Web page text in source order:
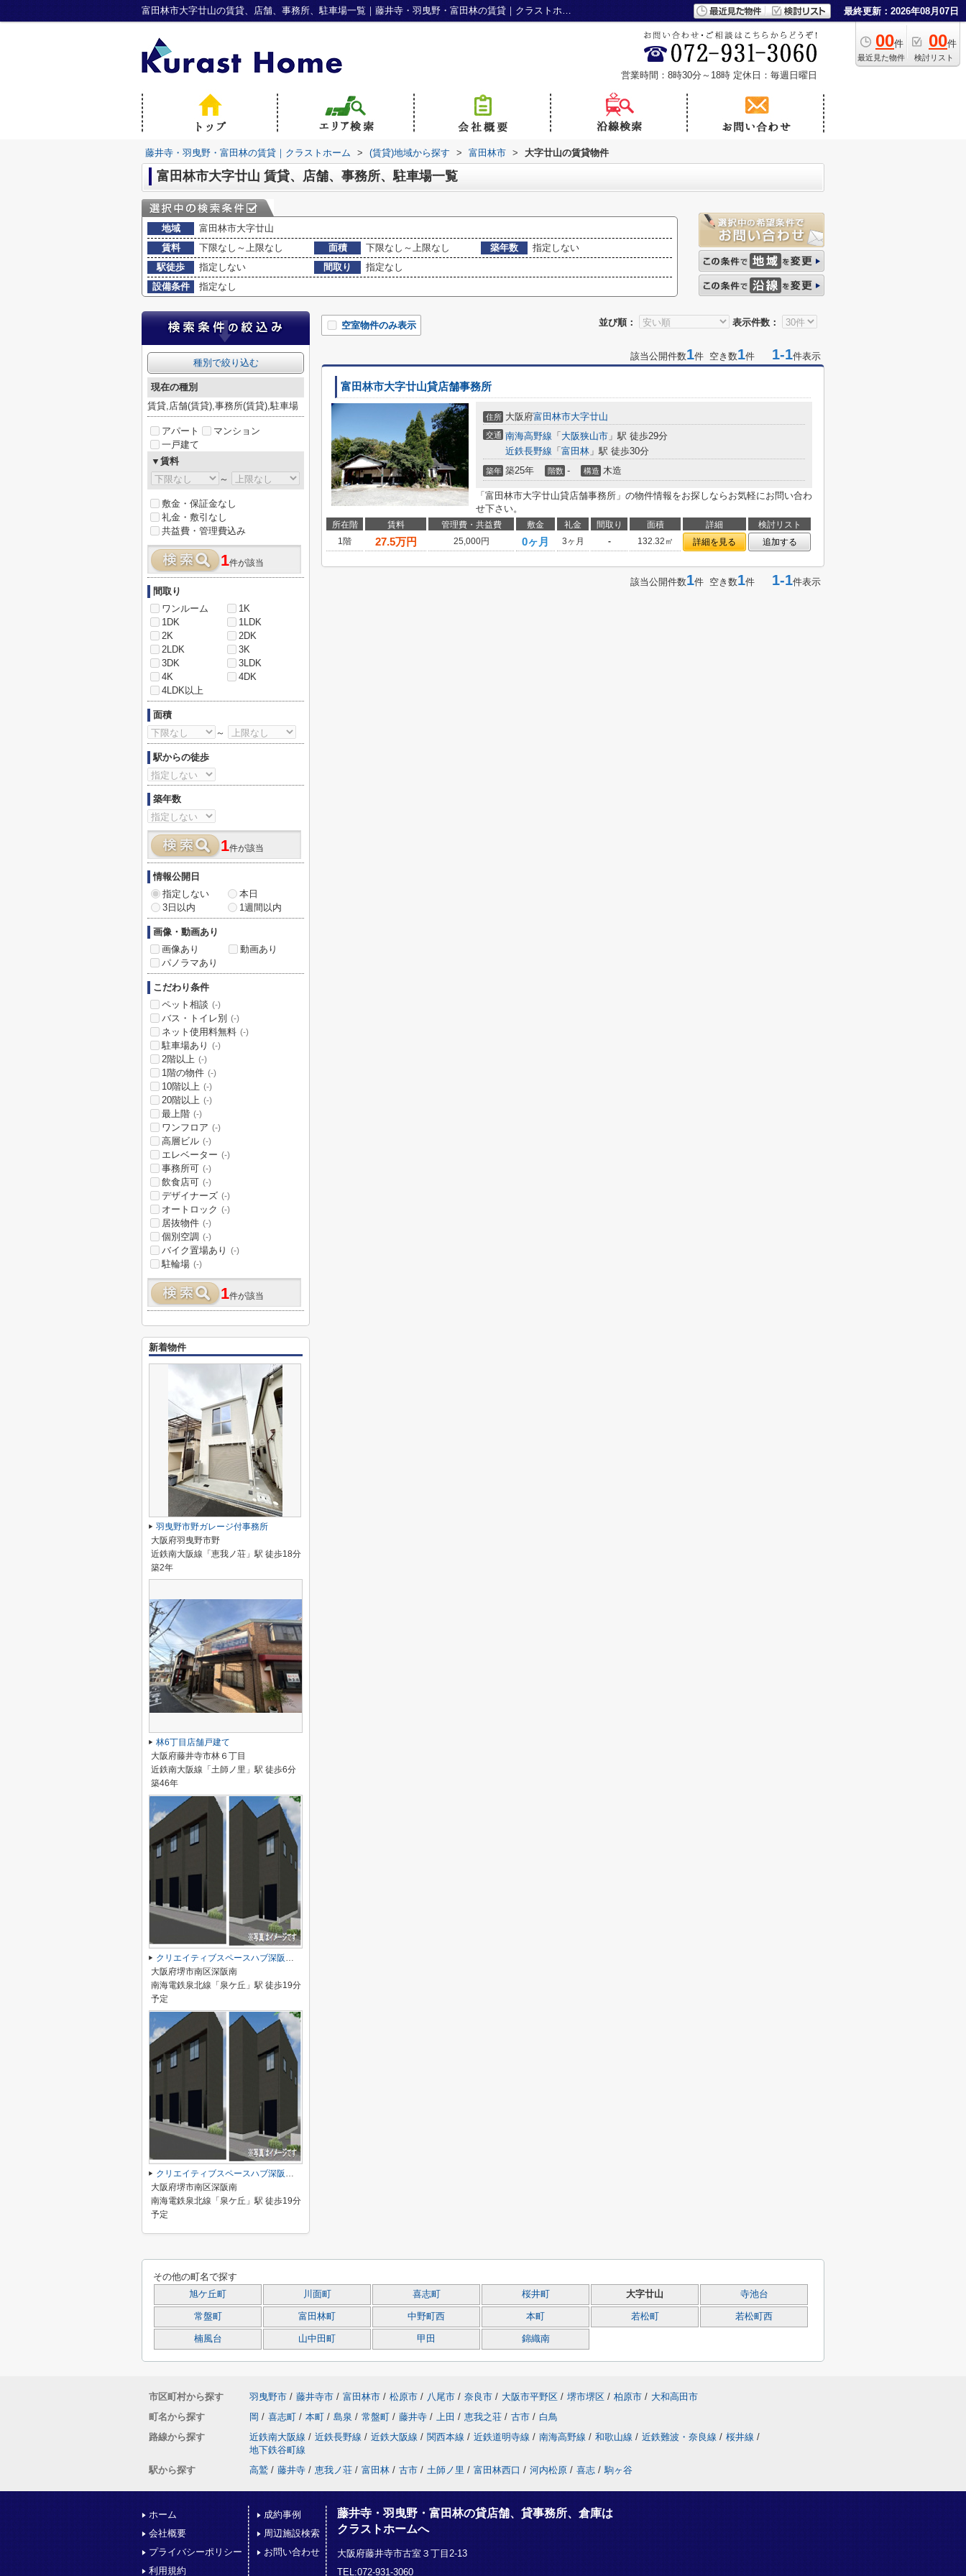
富田林市大字廿山の賃貸、店舗、事務所、駐車場一覧｜藤井寺・羽曳野・富田林の賃貸｜クラストホーム 最終更新：2026年08月07日
00件
最近見た物件
00件
検討リスト
営業時間：8時30分～18時 定休日：毎週日曜日
藤井寺・羽曳野・富田林の賃貸｜クラストホーム > (賃貸)地域から探す > 富田林市 > 大字廿山の賃貸物件
富田林市大字廿山 賃貸、店舗、事務所、駐車場一覧
地域
富田林市大字廿山
賃料
下限なし～上限なし 面積 下限なし～上限なし 築年数
指定しない
駅徒歩
指定しない 間取り
指定なし
設備条件
指定なし
並び順： 表示件数：
空室物件のみ表示
該当公開件数1件 空き数1件 1-1件表示
富田林市大字廿山貸店舗事務所
住所 大阪府富田林市大字廿山
交通 南海高野線 「 大阪狭山市 」駅 徒歩29分
近鉄長野線 「 富田林 」駅 徒歩30分
築年 築25年 階数 - 構造 木造
「富田林市大字廿山貸店舗事務所」の物件情報をお探しならお気軽にお問い合わ
せ下さい。
所在階 賃料 管理費・共益費 敷金 礼金 間取り 面積 詳細
検討リスト
1階
27.5万円 25,000円 0ヶ月 3ヶ月 - 132.32㎡ 詳細を見る 追加する
該当公開件数1件 空き数1件 1-1件表示
種別で絞り込む
現在の種別
賃貸,店舗(賃貸),事務所(賃貸),駐車場
アパート
マンション
一戸建て
▼賃料
～
敷金・保証金なし
礼金・敷引なし
共益費・管理費込み
1件が該当
間取り
ワンルーム
1K
1DK
1LDK
2K
2DK
2LDK
3K
3DK
3LDK
4K
4DK
4LDK以上
面積
～
駅からの徒歩
築年数
1件が該当
情報公開日
指定しない
本日
3日以内
1週間以内
画像・動画あり
画像あり
動画あり
パノラマあり
こだわり条件
ペット相談 (-)
バス・トイレ別 (-)
ネット使用料無料 (-)
駐車場あり (-)
2階以上 (-)
1階の物件 (-)
10階以上 (-)
20階以上 (-)
最上階 (-)
ワンフロア (-)
高層ビル (-)
エレベーター (-)
事務所可 (-)
飲食店可 (-)
デザイナーズ (-)
オートロック (-)
居抜物件 (-)
個別空調 (-)
バイク置場あり (-)
駐輪場 (-)
1件が該当
新着物件
羽曳野市野ガレージ付事務所
大阪府羽曳野市野
近鉄南大阪線「恵我ノ荘」駅 徒歩18分
築2年
林6丁目店舗戸建て
大阪府藤井寺市林６丁目
近鉄南大阪線「土師ノ里」駅 徒歩6分
築46年
クリエイティブスペースハブ深阪Ⅲ（新築）
大阪府堺市南区深阪南
南海電鉄泉北線「泉ケ丘」駅 徒歩19分
予定
クリエイティブスペースハブ深阪Ⅲ（新築）
大阪府堺市南区深阪南
南海電鉄泉北線「泉ケ丘」駅 徒歩19分
予定
その他の町名で探す
旭ケ丘町 川面町 喜志町 桜井町 大字廿山 寺池台
常盤町 富田林町 中野町西 本町 若松町 若松町西
楠風台 山中田町 甲田 錦織南
市区町村から探す 羽曳野市 / 藤井寺市 / 富田林市 / 松原市 / 八尾市 / 奈良市 / 大阪市平野区 / 堺市堺区 / 柏原市 / 大和高田市
町名から探す
岡 / 喜志町 / 本町 / 島泉 / 常盤町 / 藤井寺 / 上田 / 恵我之荘 / 古市 / 白鳥
路線から探す
近鉄南大阪線 / 近鉄長野線 / 近鉄大阪線 / 関西本線 / 近鉄道明寺線 / 南海高野線 / 和歌山線 / 近鉄難波・奈良線 / 桜井線 /
地下鉄谷町線
駅から探す
高鷲 / 藤井寺 / 恵我ノ荘 / 富田林 / 古市 / 土師ノ里 / 富田林西口 / 河内松原 / 喜志 / 駒ヶ谷
ホーム
会社概要
プライバシーポリシー
利用規約
成約事例
周辺施設検索
お問い合わせ
藤井寺・羽曳野・富田林の貸店舗、貸事務所、倉庫は
クラストホームへ
大阪府藤井寺市古室３丁目2-13
TEL:072-931-3060